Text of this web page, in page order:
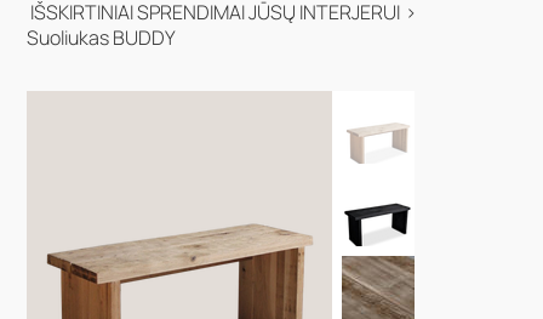
IŠSKIRTINIAI SPRENDIMAI JŪSŲ INTERJERUI >
Suoliukas BUDDY